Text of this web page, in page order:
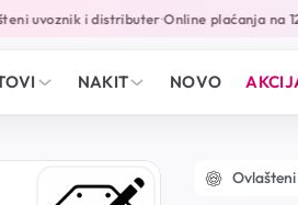
uvoznik i distributer•Online plaćanja na 12
NAKIT NOVO